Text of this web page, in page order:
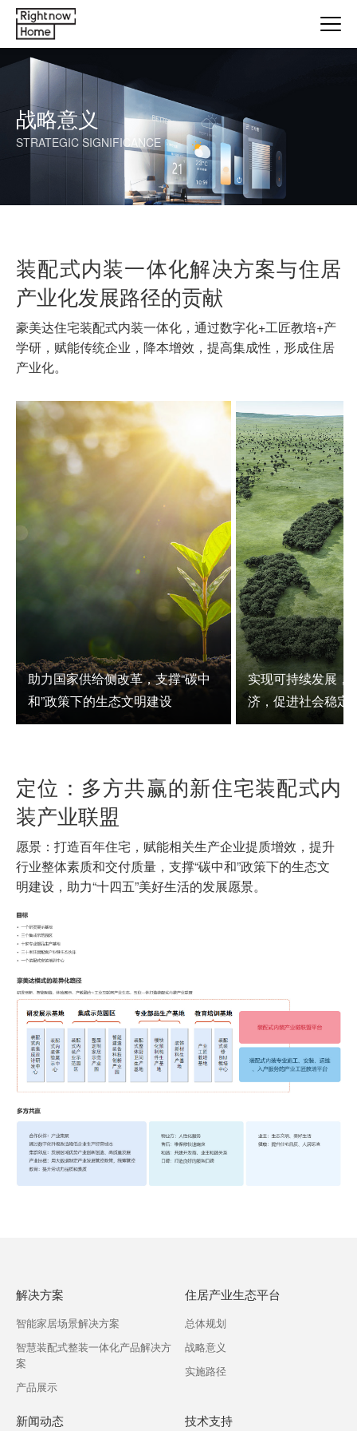
战略意义
STRATEGIC SIGNIFICANCE
装配式内装一体化解决方案与住居
产业化发展路径的贡献
豪美达住宅装配式内装一体化，通过数字化+工匠教培+产
学研，赋能传统企业，降本增效，提高集成性，形成住居
产业化。
助力国家供给侧改革，支撑“碳中
和”政策下的生态文明建设
实现可持续发展，
济，促进社会稳定
定位：多方共赢的新住宅装配式内
装产业联盟
愿景：打造百年住宅，赋能相关生产企业提质增效，提升
行业整体素质和交付质量，支撑“碳中和”政策下的生态文
明建设，助力“十四五”美好生活的发展愿景。
解决方案
智能家居场景解决方案
智慧装配式整装一体化产品解决方
案
产品展示
住居产业生态平台
总体规划
战略意义
实施路径
新闻动态 技术支持